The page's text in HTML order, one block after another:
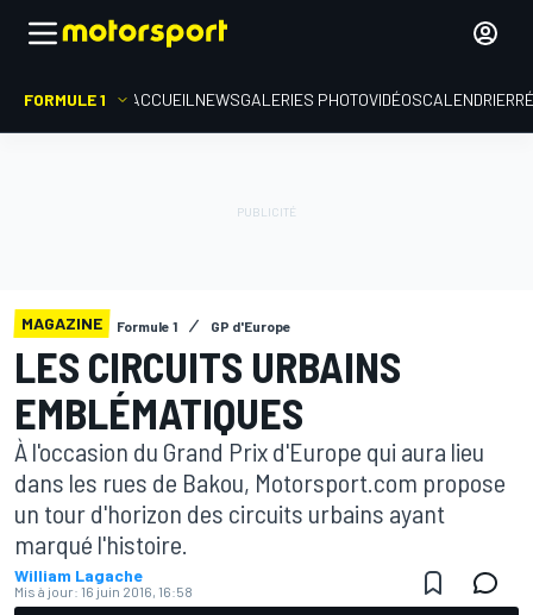
FORMULE 1 ACCUEIL NEWSGALERIES PHOTOVIDÉOSCALENDRIER
MAGAZINE Formule 1 GP d'Europe
LES CIRCUITS URBAINS
EMBLÉMATIQUES
À l'occasion du Grand Prix d'Europe qui aura lieu
dans les rues de Bakou, Motorsport.com propose
un tour d'horizon des circuits urbains ayant
marqué l'histoire.
William Lagache
Mis à jour: 16 juin 2016, 16:58